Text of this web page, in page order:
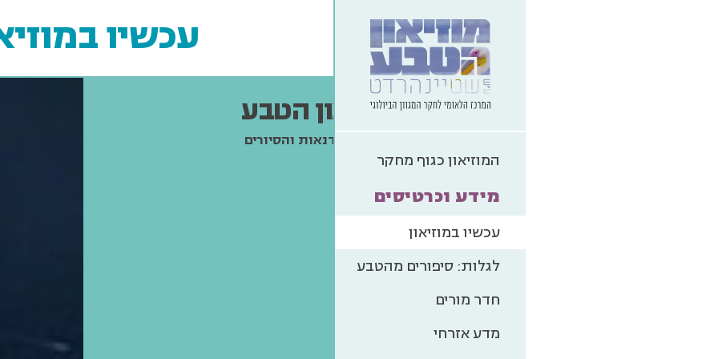
המוזיאון כגוף מחקר
מידע וכרטיסים
עכשיו במוזיאון
לגלות: סיפורים מהטבע
חדר מורים
מדע אזרחי
עכשיו
השבוע במוזיאון הטבע
כל האירועים, הפעילויות, הסדנאות והסיורים